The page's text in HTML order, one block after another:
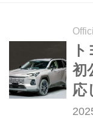
シ
や
「
初
応